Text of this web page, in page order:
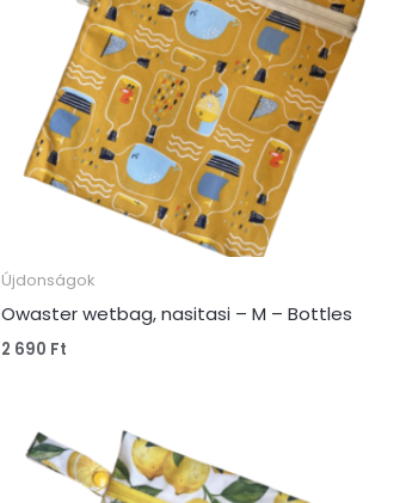
Újdonságok
Owaster wetbag, nasitasi – M – Bottles
2 690 Ft